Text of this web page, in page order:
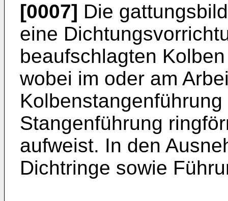
[0007] Die
eine
beaufschlagten
wobei im oder am
Stangenführung
aufweist. In den
Dichtringe sowie